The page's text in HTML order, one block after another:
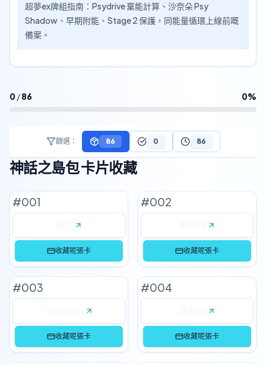
超夢ex牌組指南：Psydrive 棄能計算、沙奈朵 Psy
Shadow、早期附能、Stage 2 保護，同能量循環上線前嘅
備案。
0/86 0%
篩選： 86 0 86
神話之島包
#001
收藏呢張卡
#002
收藏呢張卡
#003
收藏呢張卡
#004
收藏呢張卡